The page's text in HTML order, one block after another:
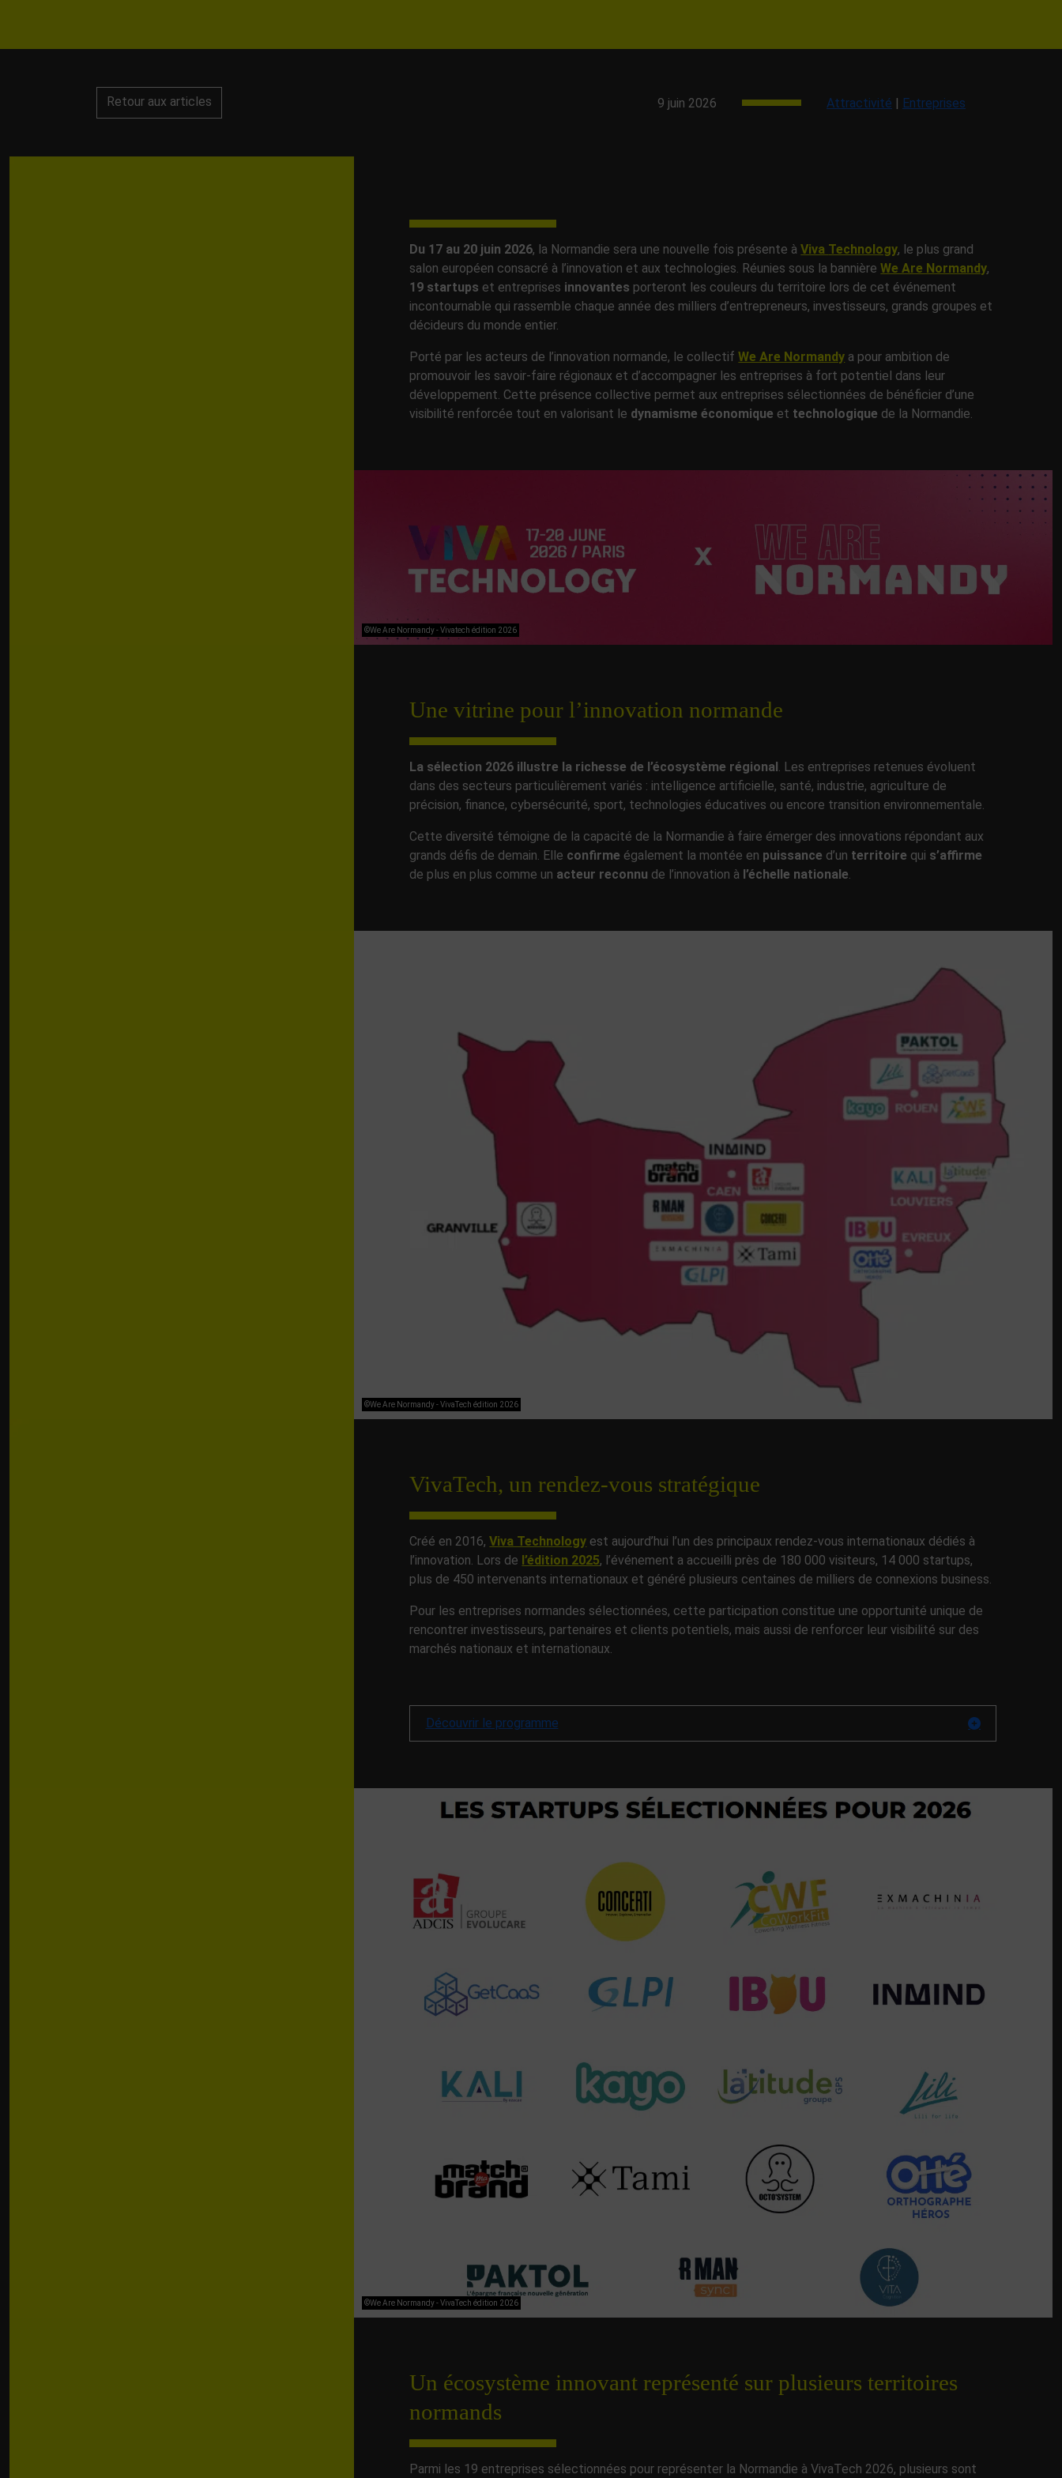
Retour aux articles 9 juin 2026 Attractivité | Entreprises
Du 17 au 20 juin 2026, la Normandie sera une nouvelle fois présente àViva Technology, le plus grand
salon européen consacré à l’innovation et aux technologies. Réunies sous la bannièreWe Are Normandy,
19 startups et entreprises innovantes porteront les couleurs du territoire lors de cet événement
incontournable qui rassemble chaque année des milliers d’entrepreneurs, investisseurs, grands groupes et
décideurs du monde entier.
Porté par les acteurs de l’innovation normande, le collectifWe Are Normandy a pour ambition de
promouvoir les savoir-faire régionaux et d’accompagner les entreprises à fort potentiel dans leur
développement. Cette présence collective permet aux entreprises sélectionnées de bénéficier d’une
visibilité renforcée tout en valorisant le dynamisme économique et technologique de la Normandie.
©We Are Normandy - Vivatech édition 2026
Une vitrine pour l’innovation normande
La sélection 2026 illustre la richesse de l’écosystème régional. Les entreprises retenues évoluent
dans des secteurs particulièrement variés : intelligence artificielle, santé, industrie, agriculture de
précision, finance, cybersécurité, sport, technologies éducatives ou encore transition environnementale.
Cette diversité témoigne de la capacité de la Normandie à faire émerger des innovations répondant aux
grands défis de demain. Elle confirme également la montée en puissance d’un territoire qui s’affirme
de plus en plus comme un acteur reconnu de l’innovation à l’échelle nationale.
©We Are Normandy - VivaTech édition 2026
VivaTech, un rendez-vous stratégique
Créé en 2016,Viva Technology est aujourd’hui l’un des principaux rendez-vous internationaux dédiés à
l’innovation. Lors de l’édition 2025, l’événement a accueilli près de 180 000 visiteurs, 14 000 startups,
plus de 450 intervenants internationaux et généré plusieurs centaines de milliers de connexions business.
Pour les entreprises normandes sélectionnées, cette participation constitue une opportunité unique de
rencontrer investisseurs, partenaires et clients potentiels, mais aussi de renforcer leur visibilité sur des
marchés nationaux et internationaux.
Découvrir le programme
©We Are Normandy - VivaTech édition 2026
Un écosystème innovant représenté sur plusieurs territoires
normands
Parmi les 19 entreprises sélectionnées pour représenter la Normandie à VivaTech 2026, plusieurs sont